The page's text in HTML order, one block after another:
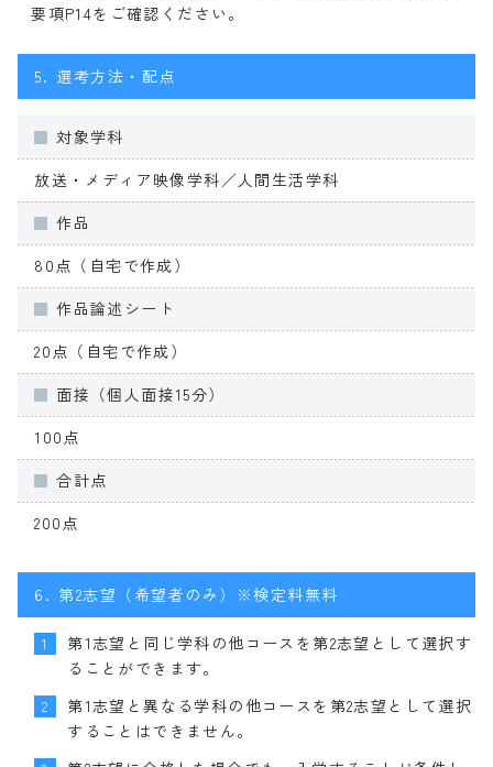
要項P14をご確認ください。
5. 選考方法・配点
対象学科
放送・メディア映像学科／人間生活学科
作品
80点（自宅で作成）
作品論述シート
20点（自宅で作成）
面接（個人面接15分）
100点
合計点
200点
6. 第2志望（希望者のみ）※検定料無料
1
第1志望と同じ学科の他コースを第2志望として選択す
ることができます。
2
第1志望と異なる学科の他コースを第2志望として選択
することはできません。